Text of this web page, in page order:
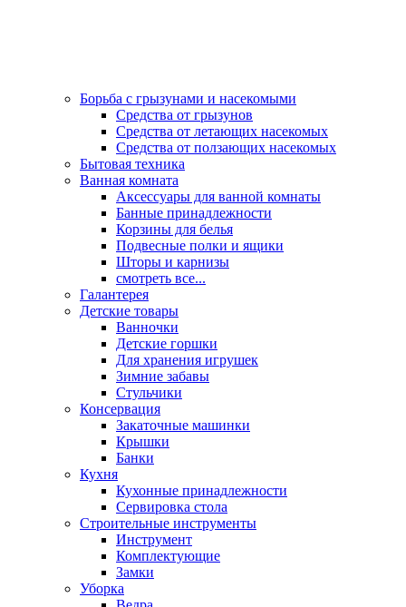
Борьба с грызунами и насекомыми
Средства от грызунов
Средства от летающих насекомых
Средства от ползающих насекомых
Бытовая техника
Ванная комната
Аксессуары для ванной комнаты
Банные принадлежности
Корзины для белья
Подвесные полки и ящики
Шторы и карнизы
смотреть все...
Галантерея
Детские товары
Ванночки
Детские горшки
Для хранения игрушек
Зимние забавы
Стульчики
Консервация
Закаточные машинки
Крышки
Банки
Кухня
Кухонные принадлежности
Сервировка стола
Строительные инструменты
Инструмент
Комплектующие
Замки
Уборка